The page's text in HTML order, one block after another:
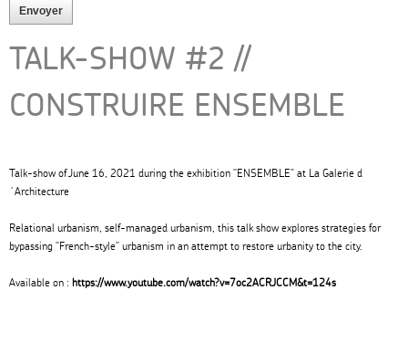
TALK-SHOW #2 //
CONSTRUIRE ENSEMBLE
Talk-show of June 16, 2021 during the exhibition "ENSEMBLE" at La Galerie d
´Architecture
Relational urbanism, self-managed urbanism, this talk show explores strategies for
bypassing "French-style" urbanism in an attempt to restore urbanity to the city.
Available on : https://www.youtube.com/watch?v=7oc2ACRJCCM&t=124s